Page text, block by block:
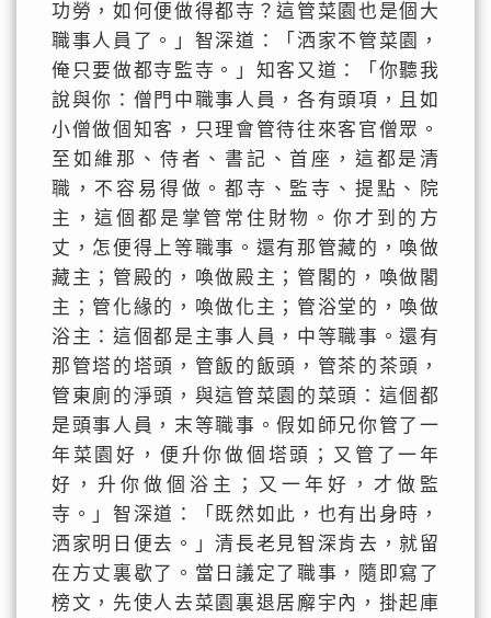
功勞，如何便做得都寺？這管菜園也是個大
職事人員了。」智深道：「洒家不管菜園，
俺只要做都寺監寺。」知客又道：「你聽我
說與你：僧門中職事人員，各有頭項，且如
小僧做個知客，只理會管待往來客官僧眾。
至如維那、侍者、書記、首座，這都是清
職，不容易得做。都寺、監寺、提點、院
主，這個都是掌管常住財物。你才到的方
丈，怎便得上等職事。還有那管藏的，喚做
藏主；管殿的，喚做殿主；管閣的，喚做閣
主；管化緣的，喚做化主；管浴堂的，喚做
浴主：這個都是主事人員，中等職事。還有
那管塔的塔頭，管飯的飯頭，管茶的茶頭，
管東廁的淨頭，與這管菜園的菜頭：這個都
是頭事人員，末等職事。假如師兄你管了一
年菜園好，便升你做個塔頭；又管了一年
好，升你做個浴主；又一年好，才做監
寺。」智深道：「既然如此，也有出身時，
洒家明日便去。」清長老見智深肯去，就留
在方丈裏歇了。當日議定了職事，隨即寫了
榜文，先使人去菜園裏退居廨宇內，掛起庫